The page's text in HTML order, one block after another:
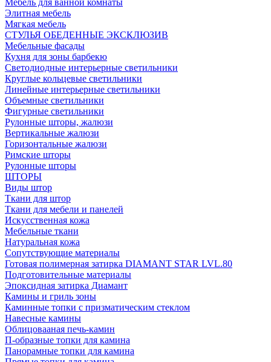
Элитная мебель
Мягкая мебель
СТУЛЬЯ ОБЕДЕННЫЕ ЭКСКЛЮЗИВ
Мебельные фасады
Кухня для зоны барбекю
Светодиодные интерьерные светильники
Круглые кольцевые светильники
Линейные интерьерные светильники
Объемные светильники
Фигурные светильники
Рулонные шторы, жалюзи
Вертикальные жалюзи
Горизонтальные жалюзи
Римские шторы
Рулонные шторы
ШТОРЫ
Виды штор
Ткани для штор
Ткани для мебели и панелей
Искусственная кожа
Мебельные ткани
Натуральная кожа
Сопутствующие материалы
Готовая полимерная затирка DIAMANT STAR LVL.80
Подготовительные материалы
Эпоксидная затирка Диамант
Камины и гриль зоны
Каминные топки с призматическим стеклом
Навесные камины
Облицовааная печь-камин
П-образные топки для камина
Панорамные топки для камина